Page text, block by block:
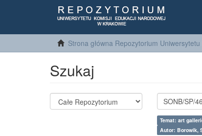
Strona główna Repozytorium
Szukaj
Temat: art
Autor: Borowik,